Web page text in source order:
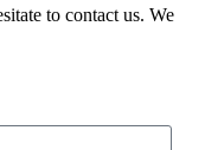
to contact us. We